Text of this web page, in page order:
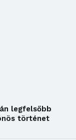
legfelsőbb
történet